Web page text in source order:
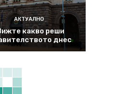
АКТУАЛНО
какво реши
днес